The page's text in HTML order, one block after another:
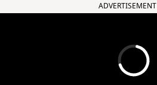
ADVERTISEMENT